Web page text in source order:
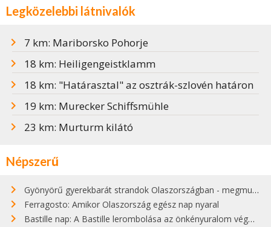
Legközelebbi látnivalók
7 km: Mariborsko Pohorje
18 km: Heiligengeistklamm
18 km: "Határasztal" az osztrák-szlovén határon
19 km: Murecker Schiffsmühle
23 km: Murturm kilátó
Népszerű
Gyönyörű gyerekbarát strandok Olaszországban - megmutatjuk a 15 legjobbat
Ferragosto: Amikor Olaszország egész nap nyaral
Bastille nap: A Bastille lerombolása az önkényuralom végét jelentette